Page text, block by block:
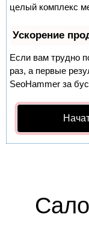
целый комплекс
Ускорение
Если вам трудно
раз, а первые
SeoHammer за